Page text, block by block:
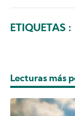
ETIQUETAS :
Lecturas más